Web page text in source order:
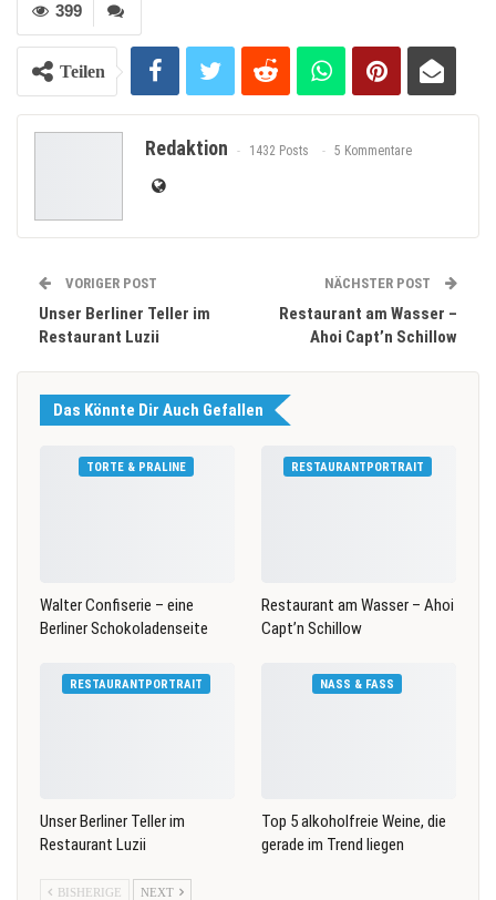
399
Teilen
Redaktion 1432 Posts 5 Kommentare
VORIGER POST
Unser Berliner Teller im
Restaurant Luzii
NÄCHSTER POST
Restaurant am Wasser –
Ahoi Capt’n Schillow
Das Könnte Dir Auch Gefallen
TORTE & PRALINE
Walter Confiserie – eine
Berliner Schokoladenseite
RESTAURANTPORTRAIT
Restaurant am Wasser – Ahoi
Capt’n Schillow
RESTAURANTPORTRAIT
Unser Berliner Teller im
Restaurant Luzii
NASS & FASS
Top 5 alkoholfreie Weine, die
gerade im Trend liegen
BISHERIGE NEXT